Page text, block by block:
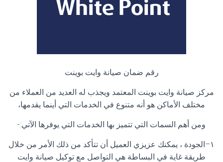
رقم ضمان صيانة وايت بوينت
مركز صيانة وايت بوينت المعتمد ويجذب له العديد من العملاء من
مختلف الأماكن هو أنه متنوع في الخدمات التي أينما يقدمها،
ومن أهم السمات التي تتميز بها الخدمات التي يوفرها الآتي:-
١–الجودة ، يمكنك عزيزي العميل أن تتأكد من ذلك الأمر من خلال
طريقة غاية في البساطة هي التواصل مع توكيل صيانة وايت